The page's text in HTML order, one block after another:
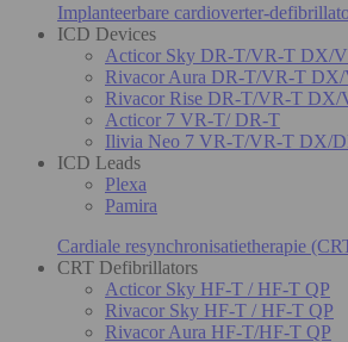
Implanteerbare cardioverter-
ICD Devices
Acticor Sky DR-T/VR-T DX/
Rivacor Aura DR-T/VR-T
Rivacor Rise DR-T/VR-T DX/
Acticor 7 VR-T/ DR-T
Ilivia Neo 7 VR-T/VR-T DX/
ICD Leads
Plexa
Pamira
Cardiale resynchronisatietherapie
CRT Defibrillators
Acticor Sky HF-T / HF-T QP
Rivacor Sky HF-T / HF-T QP
Rivacor Aura HF-T/HF-T QP